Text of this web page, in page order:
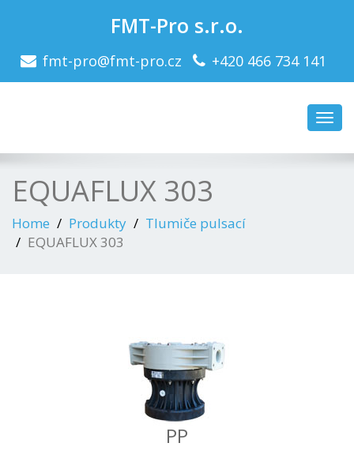
FMT-Pro s.r.o.
fmt-pro@fmt-pro.cz +420 466 734 141
EQUAFLUX 303
Home Produkty
Tlumiče pulsací
EQUAFLUX 303
PP